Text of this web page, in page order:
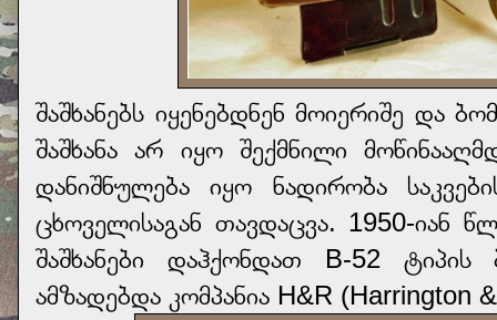
შაშხანებს იყენებდნენ მოიერიშე და
შაშხანა არ იყო შექმნილი
დანიშნულება იყო ნადირობა
ცხოველისაგან თავდაცვა. 1950-იან
შაშხანები დაჰქონდათ B-52 ტიპის
ამზადებდა კომპანია H&R (Harrington